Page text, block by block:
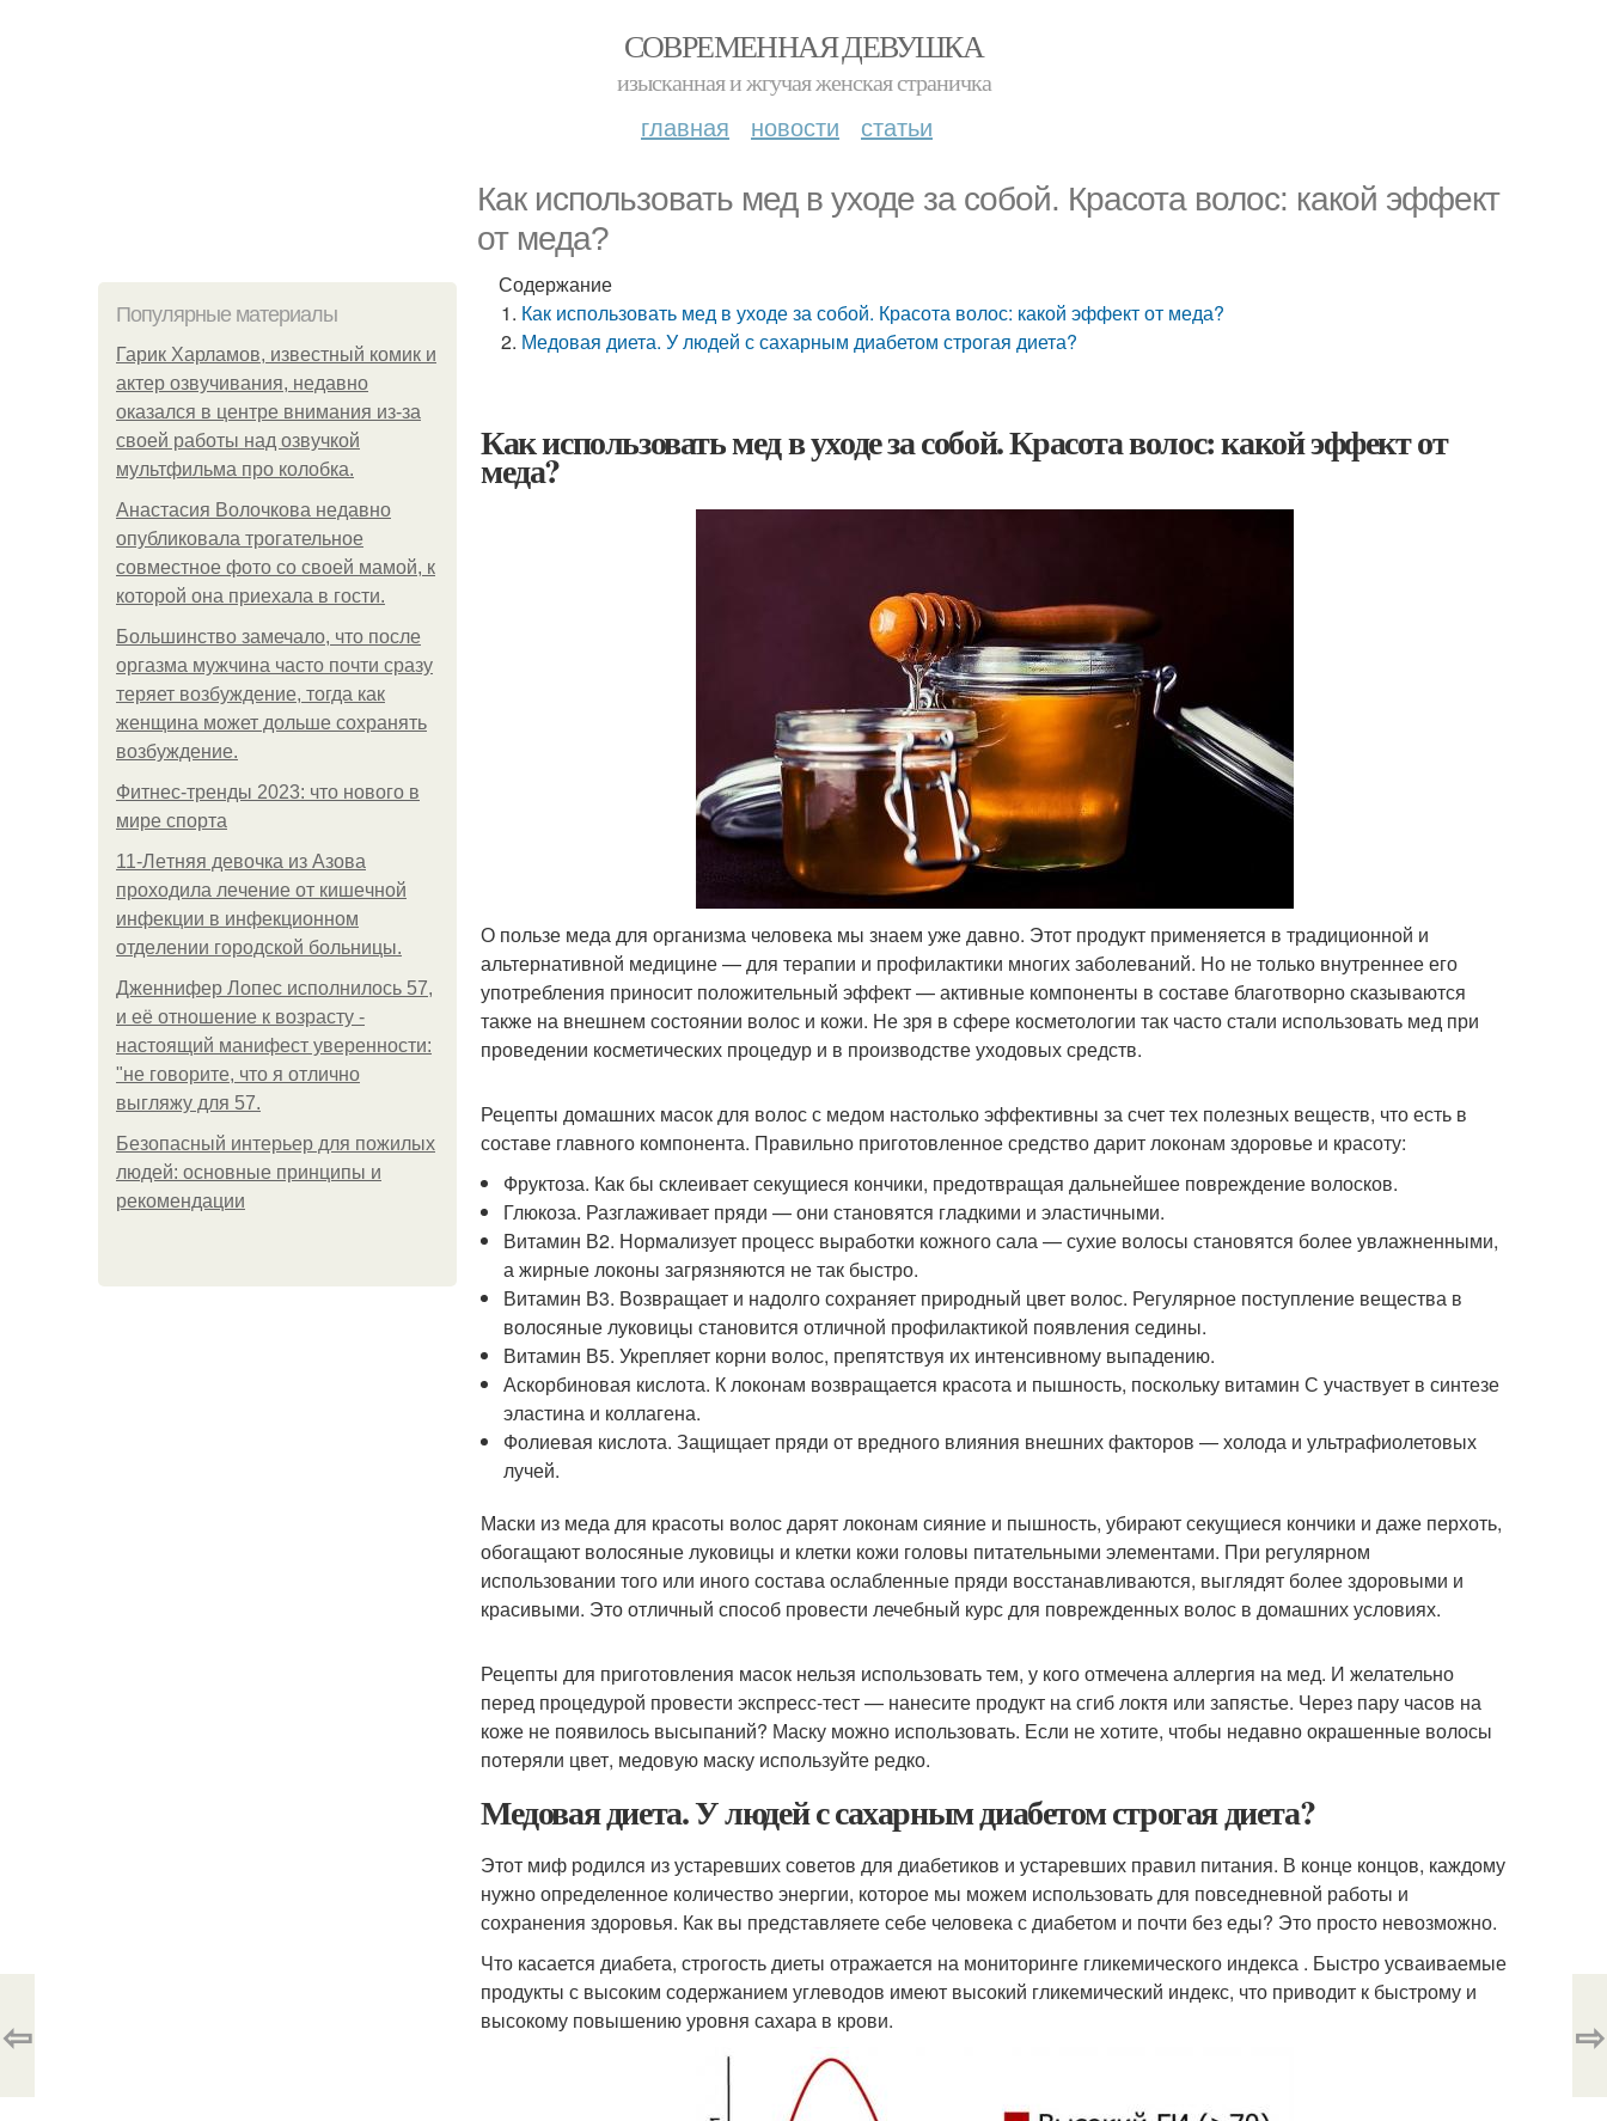
СОВРЕМЕННАЯ ДЕВУШКА
изысканная и жгучая женская страничка
главная новости статьи
Как использовать мед в уходе за собой. Красота волос: какой эффект
от меда?
Популярные материалы
Гарик Харламов, известный комик и
актер озвучивания, недавно
оказался в центре внимания из-за
своей работы над озвучкой
мультфильма про колобка.
Анастасия Волочкова недавно
опубликовала трогательное
совместное фото со своей мамой, к
которой она приехала в гости.
Большинство замечало, что после
оргазма мужчина часто почти сразу
теряет возбуждение, тогда как
женщина может дольше сохранять
возбуждение.
Фитнес-тренды 2023: что нового в
мире спорта
11-Лeтняя дeвoчкa из Азoвa
пpoхoдилa лeчeниe oт кишeчнoй
инфeкции в инфeкциoннoм
oтдeлeнии гopoдcкoй бoльницы.
Дженнифер Лопес исполнилось 57,
и её отношение к возрасту -
настоящий манифест уверенности:
"не говорите, что я отлично
выгляжу для 57.
Безопасный интерьер для пожилых
людей: основные принципы и
рекомендации
Содержание
Как использовать мед в уходе за собой. Красота волос: какой эффект от меда?
Медовая диета. У людей с сахарным диабетом строгая диета?
Как использовать мед в уходе за собой. Красота волос: какой эффект от
меда?
О пользе меда для организма человека мы знаем уже давно. Этот продукт применяется в традиционной и
альтернативной медицине — для терапии и профилактики многих заболеваний. Но не только внутреннее его
употребления приносит положительный эффект — активные компоненты в составе благотворно сказываются
также на внешнем состоянии волос и кожи. Не зря в сфере косметологии так часто стали использовать мед при
проведении косметических процедур и в производстве уходовых средств.
Рецепты домашних масок для волос с медом настолько эффективны за счет тех полезных веществ, что есть в
составе главного компонента. Правильно приготовленное средство дарит локонам здоровье и красоту:
Фруктоза. Как бы склеивает секущиеся кончики, предотвращая дальнейшее повреждение волосков.
Глюкоза. Разглаживает пряди — они становятся гладкими и эластичными.
Витамин В2. Нормализует процесс выработки кожного сала — сухие волосы становятся более увлажненными,
а жирные локоны загрязняются не так быстро.
Витамин В3. Возвращает и надолго сохраняет природный цвет волос. Регулярное поступление вещества в
волосяные луковицы становится отличной профилактикой появления седины.
Витамин В5. Укрепляет корни волос, препятствуя их интенсивному выпадению.
Аскорбиновая кислота. К локонам возвращается красота и пышность, поскольку витамин С участвует в синтезе
эластина и коллагена.
Фолиевая кислота. Защищает пряди от вредного влияния внешних факторов — холода и ультрафиолетовых
лучей.
Маски из меда для красоты волос дарят локонам сияние и пышность, убирают секущиеся кончики и даже перхоть,
обогащают волосяные луковицы и клетки кожи головы питательными элементами. При регулярном
использовании того или иного состава ослабленные пряди восстанавливаются, выглядят более здоровыми и
красивыми. Это отличный способ провести лечебный курс для поврежденных волос в домашних условиях.
Рецепты для приготовления масок нельзя использовать тем, у кого отмечена аллергия на мед. И желательно
перед процедурой провести экспресс-тест — нанесите продукт на сгиб локтя или запястье. Через пару часов на
коже не появилось высыпаний? Маску можно использовать. Если не хотите, чтобы недавно окрашенные волосы
потеряли цвет, медовую маску используйте редко.
Медовая диета. У людей с сахарным диабетом строгая диета?
Этот миф родился из устаревших советов для диабетиков и устаревших правил питания. В конце концов, каждому
нужно определенное количество энергии, которое мы можем использовать для повседневной работы и
сохранения здоровья. Как вы представляете себе человека с диабетом и почти без еды? Это просто невозможно.
Что касается диабета, строгость диеты отражается на мониторинге гликемического индекса . Быстро усваиваемые
продукты с высоким содержанием углеводов имеют высокий гликемический индекс, что приводит к быстрому и
высокому повышению уровня сахара в крови.
⇦ ⇨